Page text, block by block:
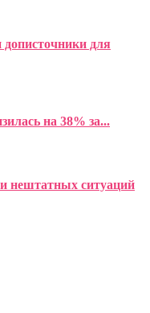
для
на 38% за...
нештатных ситуаций